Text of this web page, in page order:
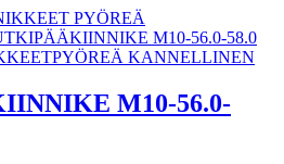
PYÖREÄ KANNELLINEN
M10-56.0-